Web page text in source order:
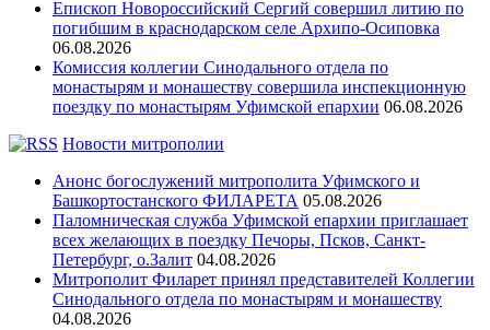
Епископ Новороссийский Сергий совершил литию по
погибшим в краснодарском селе Архипо-Осиповка
06.08.2026
Комиссия коллегии Синодального отдела по
монастырям и монашеству совершила инспекционную
поездку по монастырям Уфимской епархии 06.08.2026
Новости митрополии
Анонс богослужений митрополита Уфимского и
Башкортостанского ФИЛАРЕТА 05.08.2026
Паломническая служба Уфимской епархии приглашает
всех желающих в поездку Печоры, Псков, Санкт-
Петербург, о.Залит 04.08.2026
Митрополит Филарет принял представителей Коллегии
Синодального отдела по монастырям и монашеству
04.08.2026